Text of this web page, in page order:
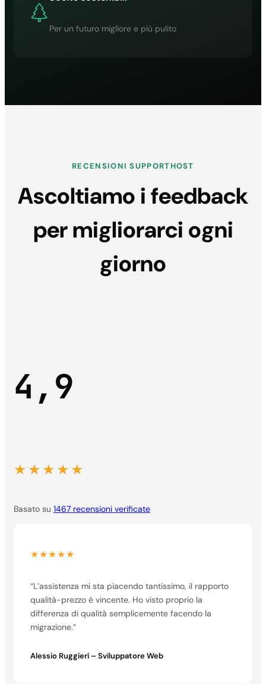
Per un futuro migliore e più pulito
RECENSIONI SUPPORTHOST
Ascoltiamo i feedback
per migliorarci ogni
giorno
4,9
★★★★★
Basato su 1467 recensioni verificate
★★★★★
“L’assistenza mi sta piacendo tantissimo, il rapporto
qualità-prezzo è vincente. Ho visto proprio la
differenza di qualità semplicemente facendo la
migrazione.”
Alessio Ruggieri – Sviluppatore Web